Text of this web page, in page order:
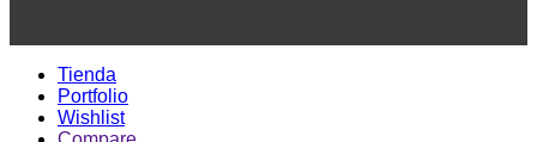
Tienda
Portfolio
Wishlist